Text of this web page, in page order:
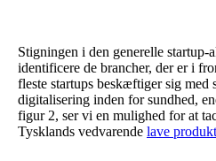
Stigningen i den generelle
identificere de brancher, der er i
fleste startups beskæftiger sig
digitalisering inden for sundhed,
figur 2, ser vi en mulighed for at
Tysklands vedvarende lave